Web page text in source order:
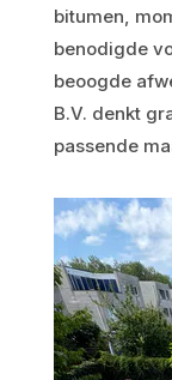
bitumen,
benodigde
beoogde
B.V. denkt
passende